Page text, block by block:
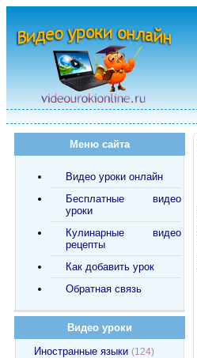
Меню сайта
Видео уроки онлайн
Бесплатные видео
уроки
Кулинарные видео
рецепты
Как добавить урок
Обратная связь
Видео уроки
Иностранные языки (124)